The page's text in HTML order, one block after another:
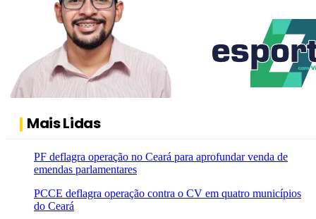
Mais Lidas
PF deflagra operação no Ceará para aprofundar venda de
emendas parlamentares
PCCE deflagra operação contra o CV em quatro municípios
do Ceará